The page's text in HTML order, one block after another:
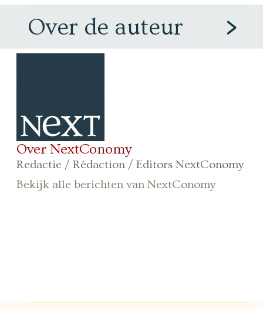
Over de auteur
Over NextConomy
Redactie / Rédaction / Editors NextConomy
Bekijk alle berichten van NextConomy